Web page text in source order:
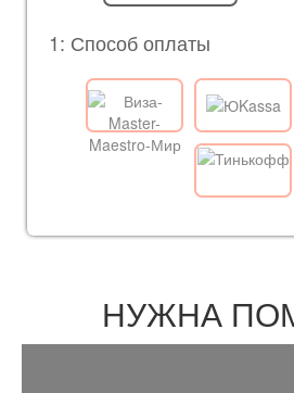
1: Способ оплаты
НУЖНА